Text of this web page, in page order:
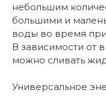
небольшим
большими и
воды во время
В зависимости от
можно сливать
Универсальное